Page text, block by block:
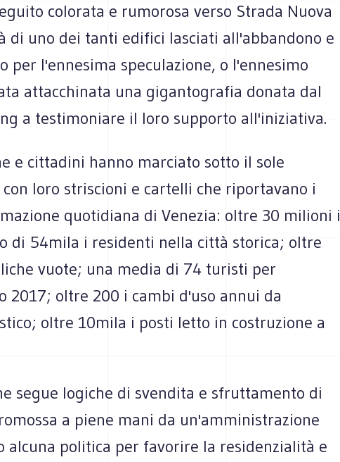
colorata e rumorosa verso Strada Nuova
di uno dei tanti edifici lasciati all'abbandono e
per l'ennesima speculazione, o l'ennesimo
attacchinata una gigantografia donata dal
a testimoniare il loro supporto all'iniziativa.
e cittadini hanno marciato sotto il sole
loro striscioni e cartelli che riportavano i
quotidiana di Venezia: oltre 30 milioni i
di 54mila i residenti nella città storica; oltre
vuote; una media di 74 turisti per
2017; oltre 200 i cambi d'uso annui da
oltre 10mila i posti letto in costruzione a
segue logiche di svendita e sfruttamento di
a piene mani da un'amministrazione
alcuna politica per favorire la residenzialità e